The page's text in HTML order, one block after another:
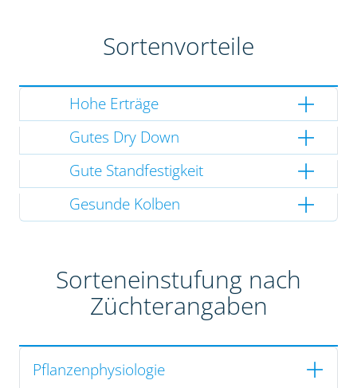
Sortenvorteile
Hohe Erträge
Gutes Dry Down
Gute Standfestigkeit
Gesunde Kolben
Sorteneinstufung nach
Züchterangaben
Pflanzenphysiologie